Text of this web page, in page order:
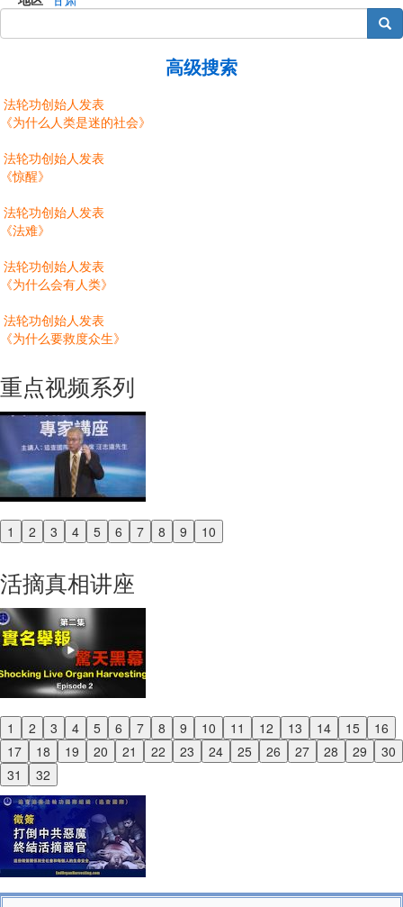
搜索
高级搜索
法轮功创始人发表
《为什么人类是迷的社会》
法轮功创始人发表
《惊醒》
法轮功创始人发表
《法难》
法轮功创始人发表
《为什么会有人类》
法轮功创始人发表
《为什么要救度众生》
重点视频系列
1 2 3 4 5 6 7 8 9 10
Previous
活摘真相讲座
1 2 3 4 5 6 7 8 9 10 11 12 13 14 15
16
17
18 19 20 21 22 23 24 25 26 27 28 29
30
31
32
Previous
Next